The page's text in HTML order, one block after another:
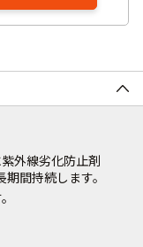
外線劣化防止剤
間持続します。